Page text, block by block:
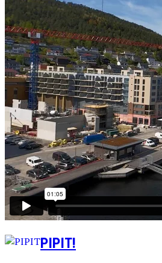
PIPIT!